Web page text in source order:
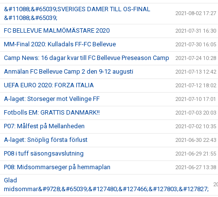
&#11088;&#65039;SVERIGES DAMER TILL OS-FINAL
&#11088;&#65039;
2021-08-02 17:27
FC BELLEVUE MALMÖMÄSTARE 2020 2021-07-31 16:30
MM-Final 2020: Kulladals FF-FC Bellevue 2021-07-30 16:05
Camp News: 16 dagar kvar till FC Bellevue Preseason Camp 2021-07-24 10:28
Anmälan FC Bellevue Camp 2 den 9-12 augusti 2021-07-13 12:42
UEFA EURO 2020: FORZA ITALIA 2021-07-12 18:02
A-laget: Storseger mot Vellinge FF 2021-07-10 17:01
Fotbolls EM: GRATTIS DANMARK!! 2021-07-03 20:03
P07: Målfest på Mellanheden 2021-07-02 10:35
A-laget: Snöplig första förlust 2021-06-30 22:43
P08 i tuff säsongsavslutning 2021-06-29 21:55
P08: Midsommarseger på hemmaplan 2021-06-27 13:38
Glad
midsommar&#9728;&#65039;&#127480;&#127466;&#127803;&#127827;